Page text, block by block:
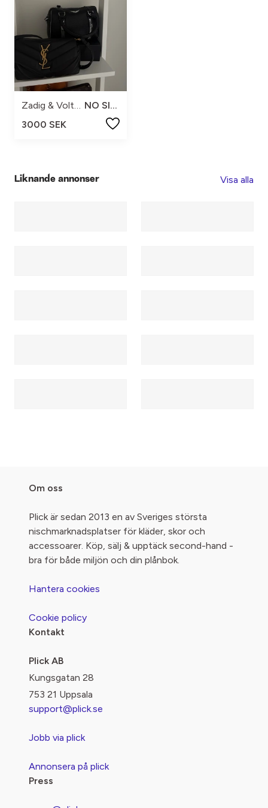
NO SIZE
3000 SEK
Liknande annonser Visa alla
Om oss
Plick är sedan 2013 en av Sveriges största
nischmarknadsplatser för kläder, skor och
accessoarer. Köp, sälj & upptäck second-hand -
bra för både miljön och din plånbok.
Hantera cookies
Cookie policy
Kontakt
Plick AB
Kungsgatan 28
753 21 Uppsala
support@plick.se
Jobb via plick
Annonsera på plick
Press